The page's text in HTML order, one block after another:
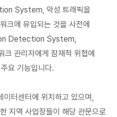
System, 악성 트래픽을
크에 유입되는 것을 사전에
Detection System,
크 관리자에게 잠재적 위협에
요 기능입니다.
이터센터에 위치하고 있으며,
지역 사업장들이 해당 관문으로